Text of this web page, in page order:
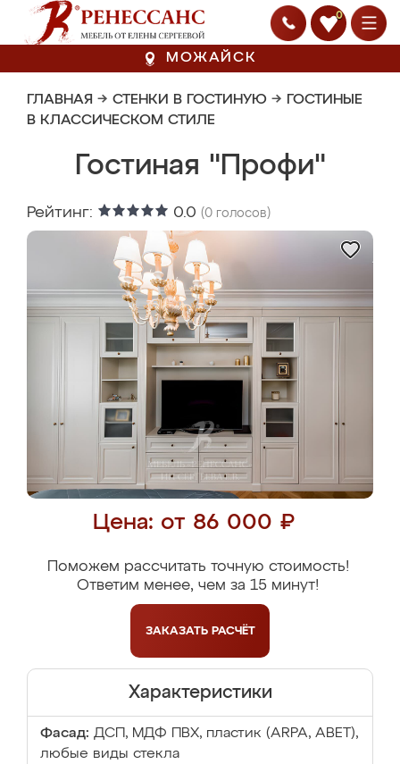
0
МОЖАЙСК
ГЛАВНАЯ → СТЕНКИ В ГОСТИНУЮ → ГОСТИНЫЕ
В КЛАССИЧЕСКОМ СТИЛЕ
Гостиная "Профи"
Рейтинг: 0.0 (0 голосов)
Цена: от 86 000 ₽
Поможем рассчитать точную стоимость!
Ответим менее, чем за 15 минут!
ЗАКАЗАТЬ РАСЧЁТ
Характеристики
Фасад: ДСП, МДФ ПВХ, пластик (ARPA, ABET),
любые виды стекла